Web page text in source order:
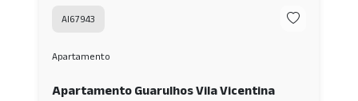
AI67943
Apartamento
Apartamento Guarulhos Vila Vicentina